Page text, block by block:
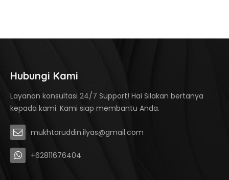
Hubungi Kami
Layanan konsultasi 24/7 Support! Hai Silakan bertanya
kepada kami. Kami siap membantu Anda.
mukhtaruddin.ilyas@gmail.com
+62811676404